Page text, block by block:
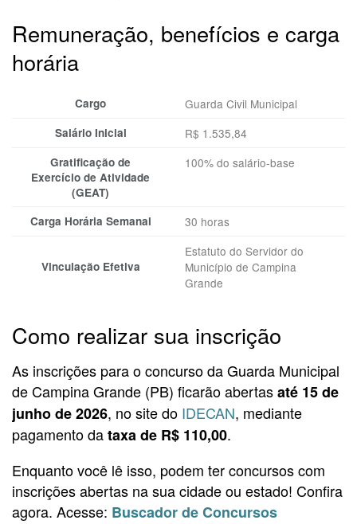
Remuneração, benefícios e carga
horária
Cargo Guarda Civil Municipal
Salário Inicial R$ 1.535,84
Gratificação de
Exercício de Atividade
(GEAT)
100% do salário-base
Carga Horária Semanal 30 horas
Vinculação Efetiva
Estatuto do Servidor do
Município de Campina
Grande
Como realizar sua inscrição
As inscrições para o concurso da Guarda Municipal
de Campina Grande (PB) ficarão abertasaté 15 de
junho de 2026, no site do IDECAN, mediante
pagamento dataxa de R$ 110,00.
Enquanto você lê isso, podem ter concursos com
inscrições abertas na sua cidade ou estado! Confira
agora. Acesse: Buscador de Concursos